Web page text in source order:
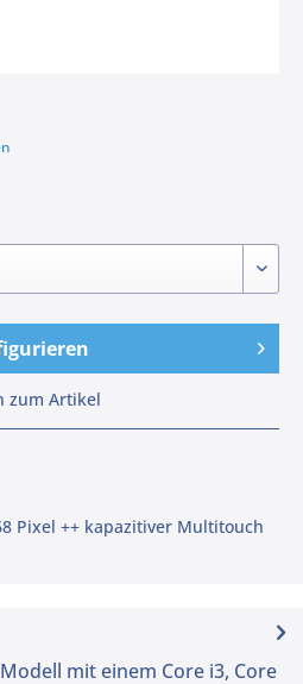
zum Artikel
Pixel ++ kapazitiver Multitouch
mit einem Core i3, Core